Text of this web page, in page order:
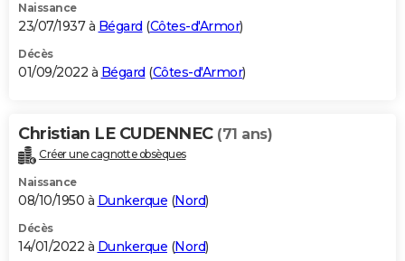
Naissance
23/07/1937 à Bégard (Côtes-d'Armor)
Décès
01/09/2022 à Bégard (Côtes-d'Armor)
Christian LE CUDENNEC (71 ans)
Créer une cagnotte obsèques
Naissance
08/10/1950 à Dunkerque (Nord)
Décès
14/01/2022 à Dunkerque (Nord)